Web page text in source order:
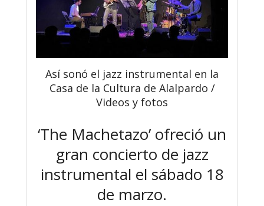
Así sonó el jazz instrumental en la
Casa de la Cultura de Alalpardo /
Videos y fotos
‘The Machetazo’ ofreció un
gran concierto de jazz
instrumental el sábado 18
de marzo.